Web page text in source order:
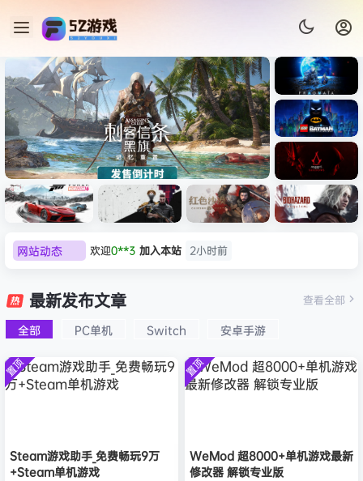
虚拟机版/Assassin’s Creed
HYPERVISOR》免安装中文
版
《识质存
在/PRAG
MATA》
免安装中
文版
《乐高蝙
蝠侠：黑
暗骑士之
Dark
Creed
拟机
速：地平
线
6（Forza
Horizon
6）免安装
中文版
心/Atomi
c
Heart》
文版
n Desert
HYPERVI
SOR）免
安装中文
版
9：安魂
Requiem
）免安装
中文版
网站动态 欢迎0**3 加入本站
2小时前
欢迎 V****y
欢迎j***j
欢迎1******4 加入本站
23小时前
w******g 签到获取 49 点积分 8月4日
欢迎w******g 加入本站
8月4日
欢迎C****i 加入本站
8月4日
欢迎
1小时前
最新发布文章
全部 PC单机 Switch 安卓手游
查看全部
置顶
Steam游戏助手_免费畅玩9万
+Steam单机游戏
置顶
WeMod 超8000+单机游戏最新
修改器 解锁专业版